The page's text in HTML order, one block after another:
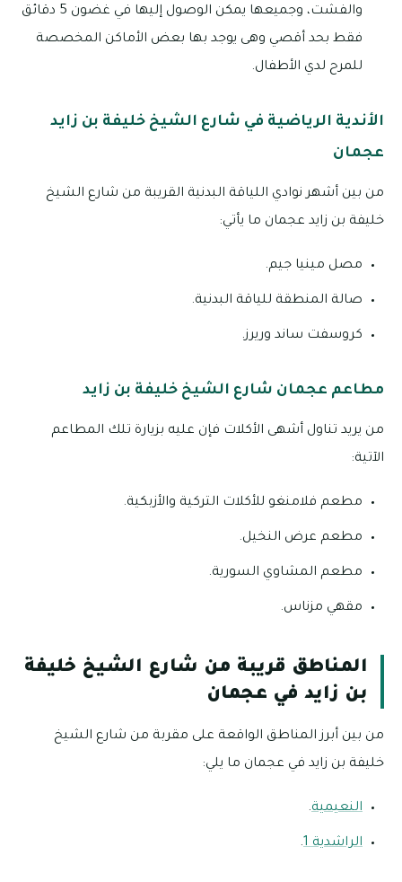
والفشت، وجميعها يمكن الوصول إليها في غضون 5 دقائق
فقط بحد أقصي وهى يوجد بها بعض الأماكن المخصصة
للمرح لدي الأطفال.
الأندية الرياضية في شارع الشيخ خليفة بن زايد
عجمان
من بين أشهر نوادي اللياقة البدنية القريبة من شارع الشيخ
خليفة بن زايد عجمان ما يأتي:
مصل مينيا جيم.
صالة المنطقة للياقة البدنية.
كروسفت ساند وريرز.
مطاعم عجمان شارع الشيخ خليفة بن زايد
من يريد تناول أشهى الأكلات فإن عليه بزيارة تلك المطاعم
الآتية:
مطعم فلامنغو للأكلات التركية والأزبكية.
مطعم عرض النخيل.
مطعم المشاوي السورية.
مقهي مزناس.
المناطق قريبة من شارع الشيخ خليفة
بن زايد في عجمان
من بين أبرز المناطق الواقعة على مقربة من شارع الشيخ
خليفة بن زايد في عجمان ما يلي:
النعيمية.
الراشدية 1 .